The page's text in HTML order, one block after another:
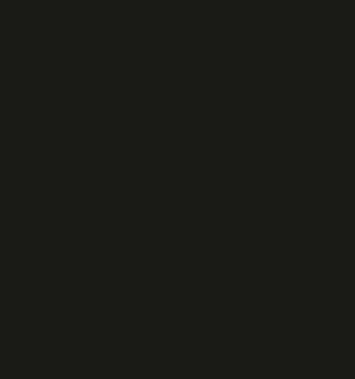
para os US$ 10 milhões que devem
contratuais relacionados ao
parte deles acabou não sendo…
e Bernardo Gentile